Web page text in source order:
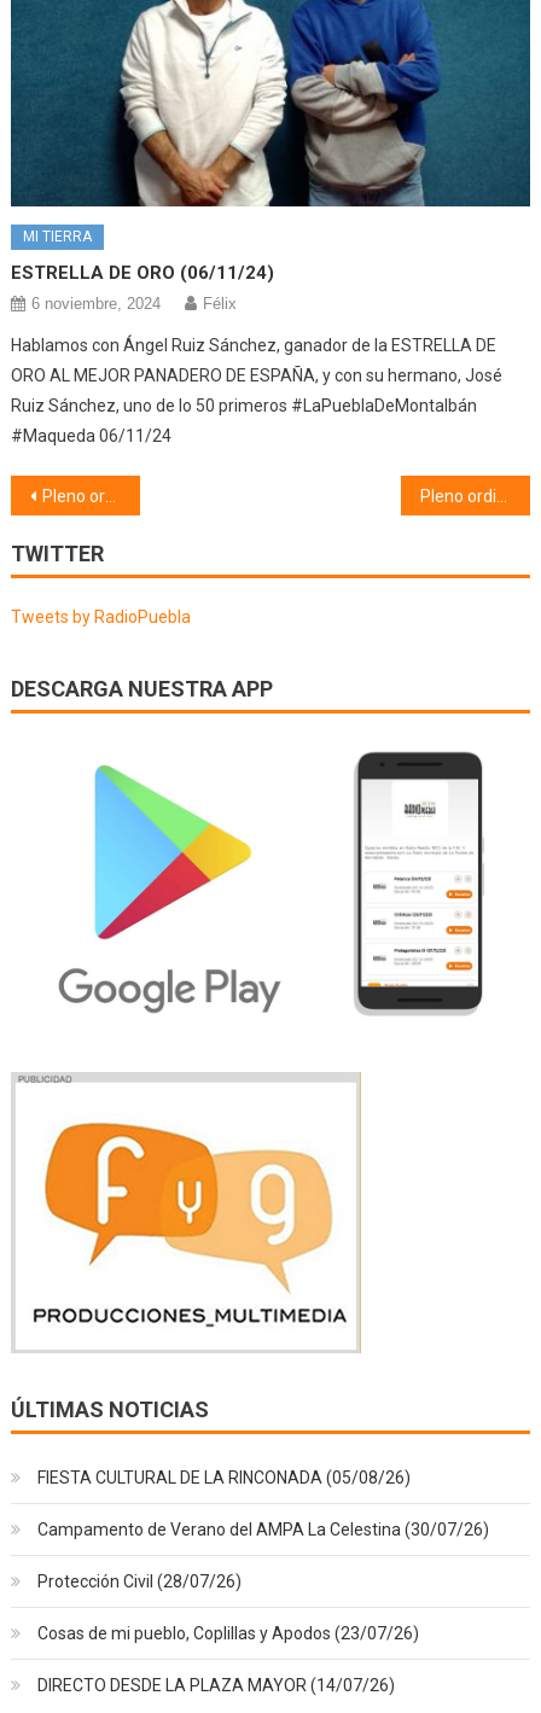
MI TIERRA
ESTRELLA DE ORO (06/11/24)
6 noviembre, 2024 Félix
Hablamos con Ángel Ruiz Sánchez, ganador de la ESTRELLA DE
ORO AL MEJOR PANADERO DE ESPAÑA, y con su hermano, José
Ruiz Sánchez, uno de lo 50 primeros #LaPueblaDeMontalbán
#Maqueda 06/11/24
Navegación
de
entradas
Pleno ordinario (07/11/18) Pleno ordinario (06/11/18) 2ª Parte
TWITTER
Tweets by RadioPuebla
DESCARGA NUESTRA APP
ÚLTIMAS NOTICIAS
FIESTA CULTURAL DE LA RINCONADA (05/08/26)
Campamento de Verano del AMPA La Celestina (30/07/26)
Protección Civil (28/07/26)
Cosas de mi pueblo, Coplillas y Apodos (23/07/26)
DIRECTO DESDE LA PLAZA MAYOR (14/07/26)